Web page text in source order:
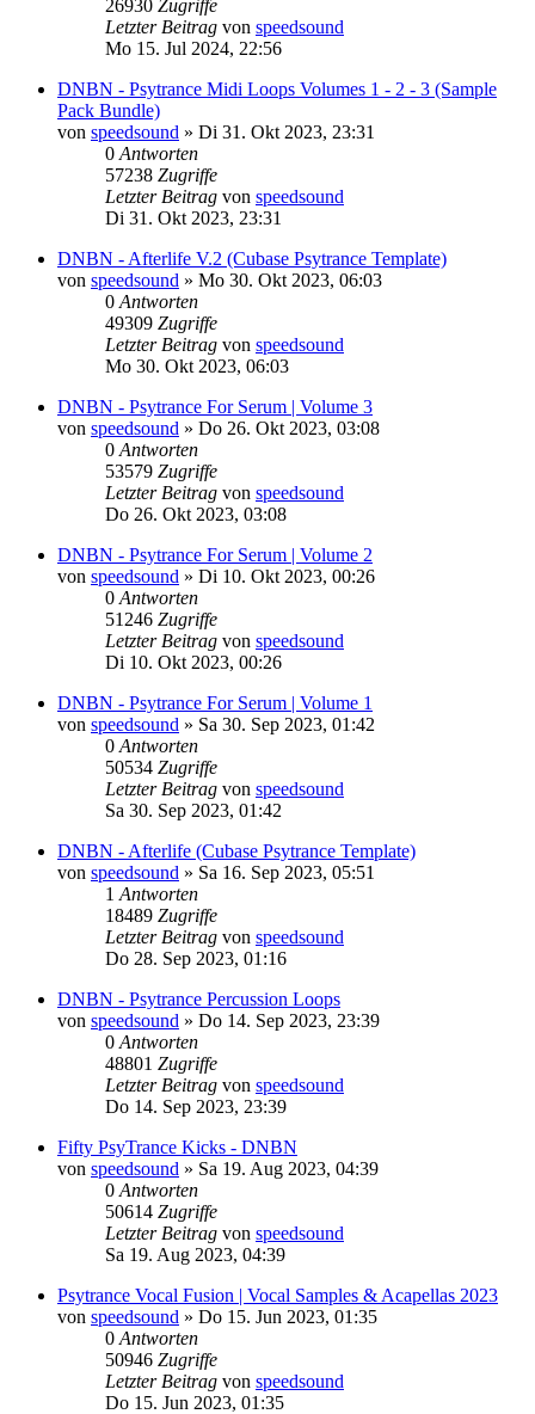
26930 Zugriffe
Letzter Beitrag von speedsound
Mo 15. Jul 2024, 22:56
DNBN - Psytrance Midi Loops Volumes 1 - 2 - 3 (Sample
Pack Bundle)
von speedsound » Di 31. Okt 2023, 23:31
0 Antworten
57238 Zugriffe
Letzter Beitrag von speedsound
Di 31. Okt 2023, 23:31
DNBN - Afterlife V.2 (Cubase Psytrance Template)
von speedsound » Mo 30. Okt 2023, 06:03
0 Antworten
49309 Zugriffe
Letzter Beitrag von speedsound
Mo 30. Okt 2023, 06:03
DNBN - Psytrance For Serum | Volume 3
von speedsound » Do 26. Okt 2023, 03:08
0 Antworten
53579 Zugriffe
Letzter Beitrag von speedsound
Do 26. Okt 2023, 03:08
DNBN - Psytrance For Serum | Volume 2
von speedsound » Di 10. Okt 2023, 00:26
0 Antworten
51246 Zugriffe
Letzter Beitrag von speedsound
Di 10. Okt 2023, 00:26
DNBN - Psytrance For Serum | Volume 1
von speedsound » Sa 30. Sep 2023, 01:42
0 Antworten
50534 Zugriffe
Letzter Beitrag von speedsound
Sa 30. Sep 2023, 01:42
DNBN - Afterlife (Cubase Psytrance Template)
von speedsound » Sa 16. Sep 2023, 05:51
1 Antworten
18489 Zugriffe
Letzter Beitrag von speedsound
Do 28. Sep 2023, 01:16
DNBN - Psytrance Percussion Loops
von speedsound » Do 14. Sep 2023, 23:39
0 Antworten
48801 Zugriffe
Letzter Beitrag von speedsound
Do 14. Sep 2023, 23:39
Fifty PsyTrance Kicks - DNBN
von speedsound » Sa 19. Aug 2023, 04:39
0 Antworten
50614 Zugriffe
Letzter Beitrag von speedsound
Sa 19. Aug 2023, 04:39
Psytrance Vocal Fusion | Vocal Samples & Acapellas 2023
von speedsound » Do 15. Jun 2023, 01:35
0 Antworten
50946 Zugriffe
Letzter Beitrag von speedsound
Do 15. Jun 2023, 01:35